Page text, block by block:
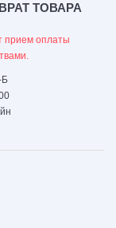
ТОВАРА
прием оплаты
Б